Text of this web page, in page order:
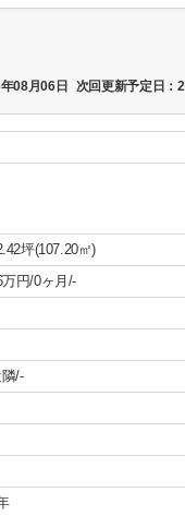
08月06日 次回更新予定日：
坪(107.20㎡)
万円/0ヶ月/-
/-